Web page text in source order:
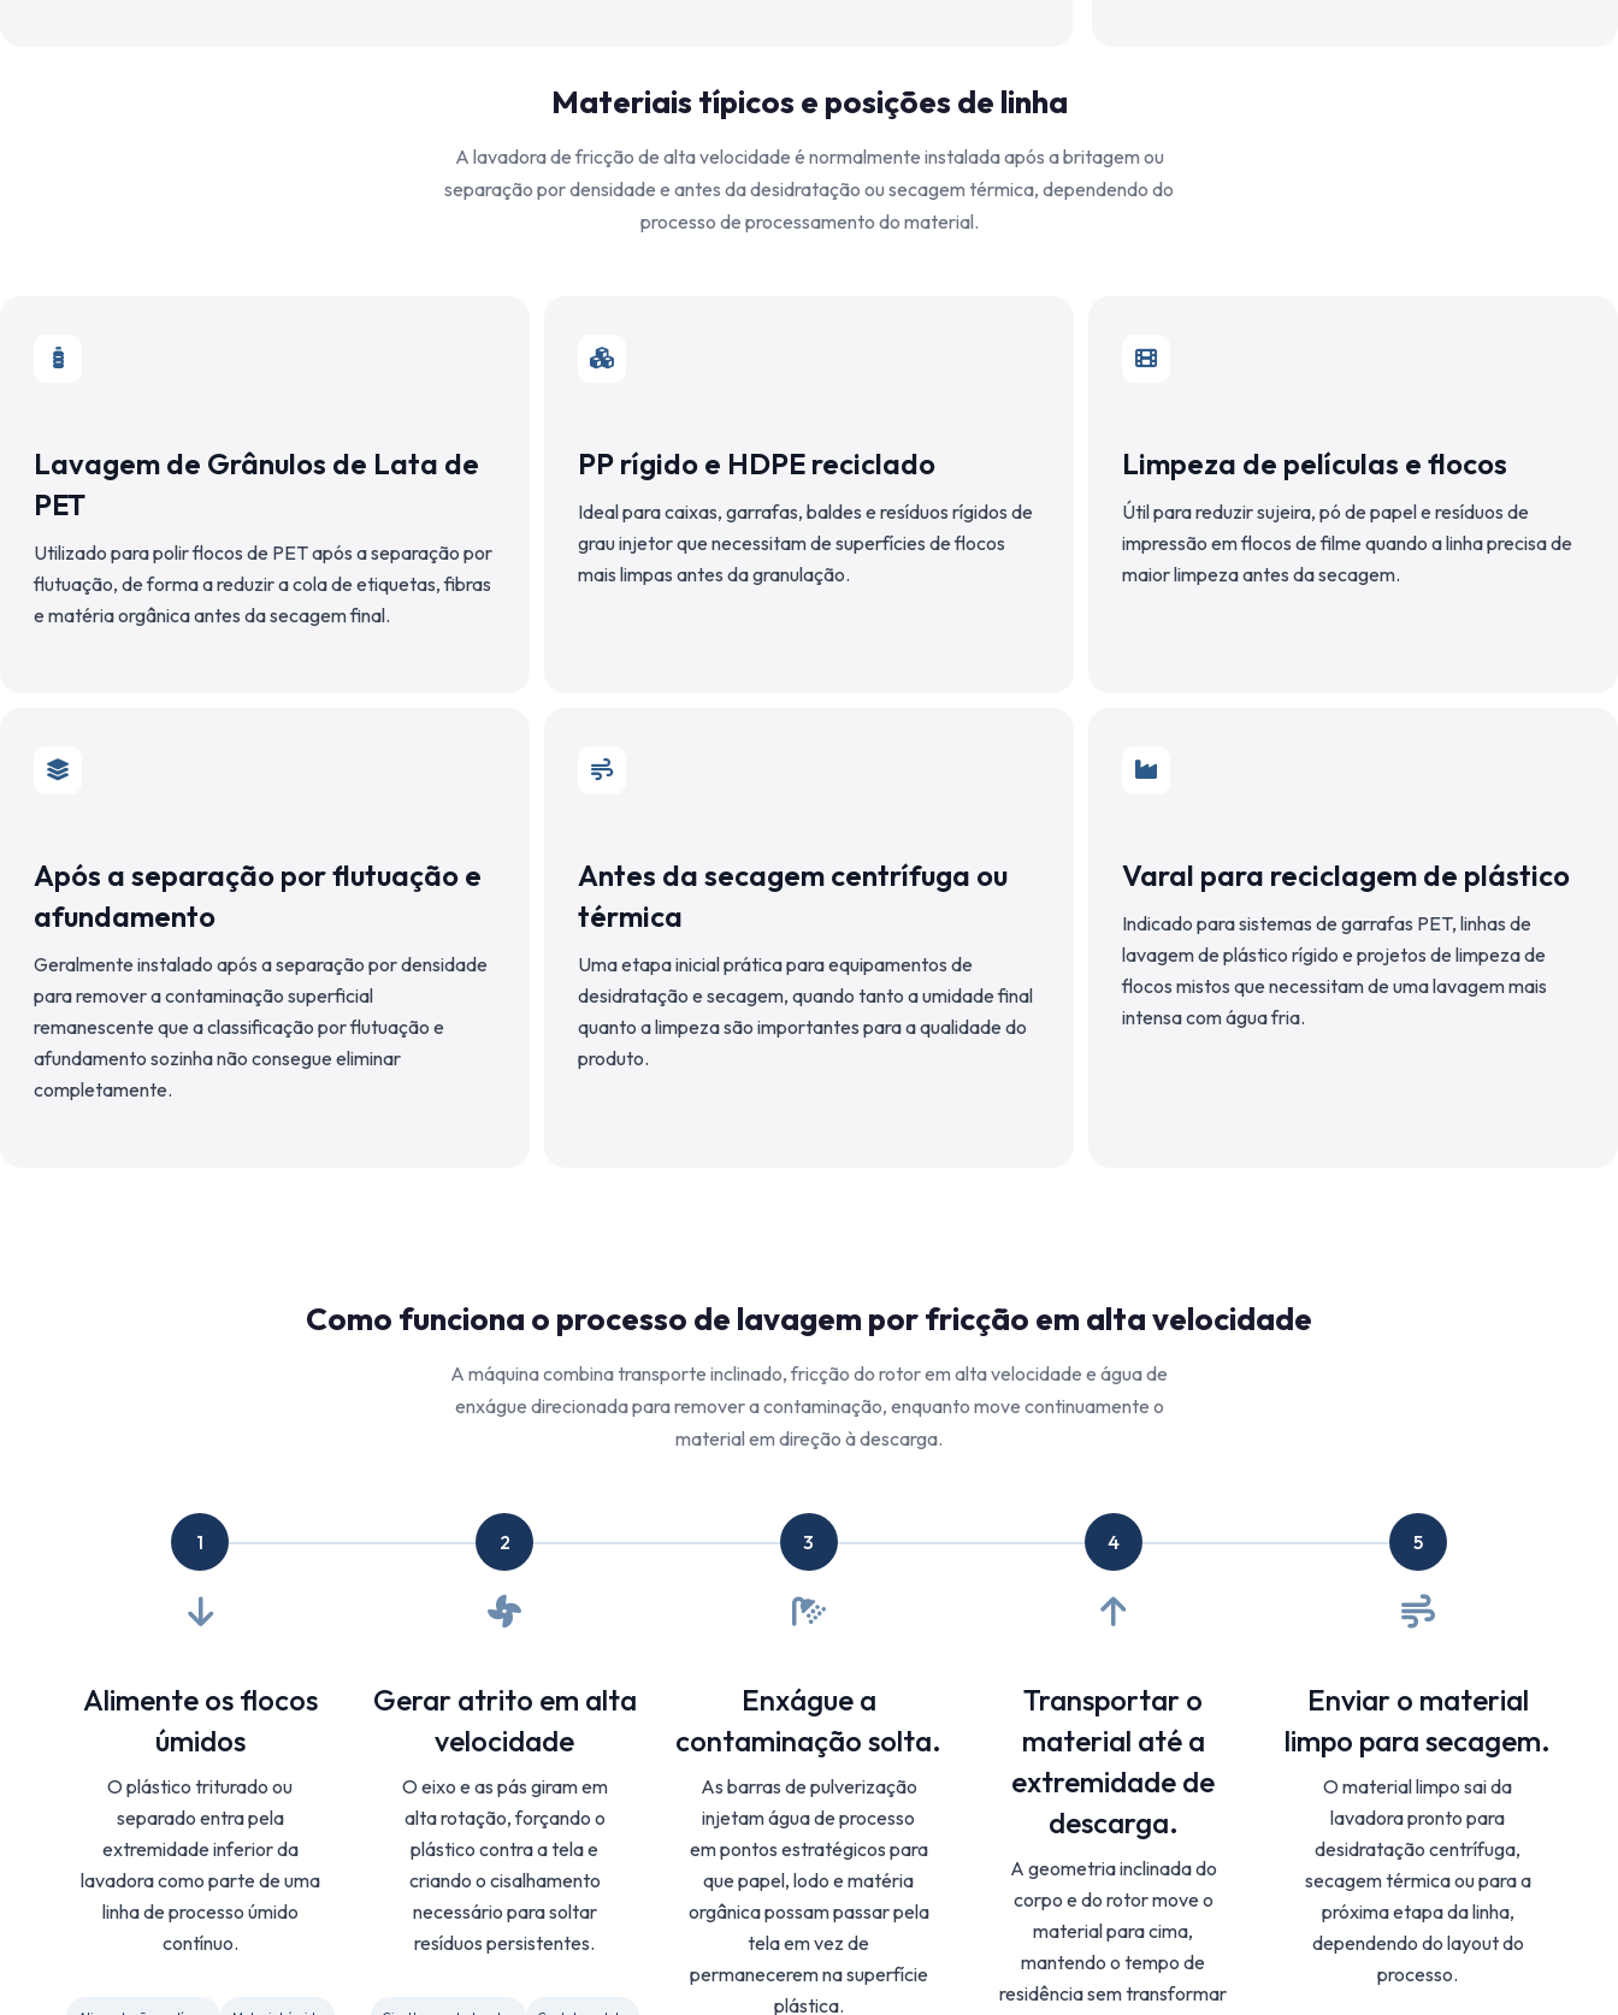
Materiais típicos e posições de linha
A lavadora de fricção de alta velocidade é normalmente instalada após a britagem ou
separação por densidade e antes da desidratação ou secagem térmica, dependendo do
processo de processamento do material.
Lavagem de Grânulos de Lata de
PET
Utilizado para polir flocos de PET após a separação por
flutuação, de forma a reduzir a cola de etiquetas, fibras
e matéria orgânica antes da secagem final.
PP rígido e HDPE reciclado
Ideal para caixas, garrafas, baldes e resíduos rígidos de
grau injetor que necessitam de superfícies de flocos
mais limpas antes da granulação.
Limpeza de películas e flocos
Útil para reduzir sujeira, pó de papel e resíduos de
impressão em flocos de filme quando a linha precisa de
maior limpeza antes da secagem.
Após a separação por flutuação e
afundamento
Geralmente instalado após a separação por densidade
para remover a contaminação superficial
remanescente que a classificação por flutuação e
afundamento sozinha não consegue eliminar
completamente.
Antes da secagem centrífuga ou
térmica
Uma etapa inicial prática para equipamentos de
desidratação e secagem, quando tanto a umidade final
quanto a limpeza são importantes para a qualidade do
produto.
Varal para reciclagem de plástico
Indicado para sistemas de garrafas PET, linhas de
lavagem de plástico rígido e projetos de limpeza de
flocos mistos que necessitam de uma lavagem mais
intensa com água fria.
Como funciona o processo de lavagem por fricção em alta velocidade
A máquina combina transporte inclinado, fricção do rotor em alta velocidade e água de
enxágue direcionada para remover a contaminação, enquanto move continuamente o
material em direção à descarga.
1
Alimente os flocos
úmidos
O plástico triturado ou
separado entra pela
extremidade inferior da
lavadora como parte de uma
linha de processo úmido
contínuo.
2
Gerar atrito em alta
velocidade
O eixo e as pás giram em
alta rotação, forçando o
plástico contra a tela e
criando o cisalhamento
necessário para soltar
resíduos persistentes.
3
Enxágue a
contaminação solta.
As barras de pulverização
injetam água de processo
em pontos estratégicos para
que papel, lodo e matéria
orgânica possam passar pela
tela em vez de
permanecerem na superfície
plástica.
4
Transportar o
material até a
extremidade de
descarga.
A geometria inclinada do
corpo e do rotor move o
material para cima,
mantendo o tempo de
residência sem transformar
5
Enviar o material
limpo para secagem.
O material limpo sai da
lavadora pronto para
desidratação centrífuga,
secagem térmica ou para a
próxima etapa da linha,
dependendo do layout do
processo.